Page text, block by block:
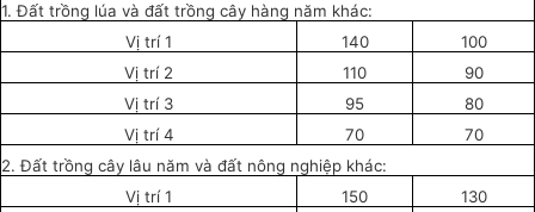
1. Đất trồng lúa và đất trồng cây hàng năm khác:
Vị trí 1
140
100
Vị trí 2
110
90
Vị trí 3
95
80
Vị trí 4
70
70
2. Đất trồng cây lâu năm và đất nông nghiệp khác:
Vị trí 1
150
130